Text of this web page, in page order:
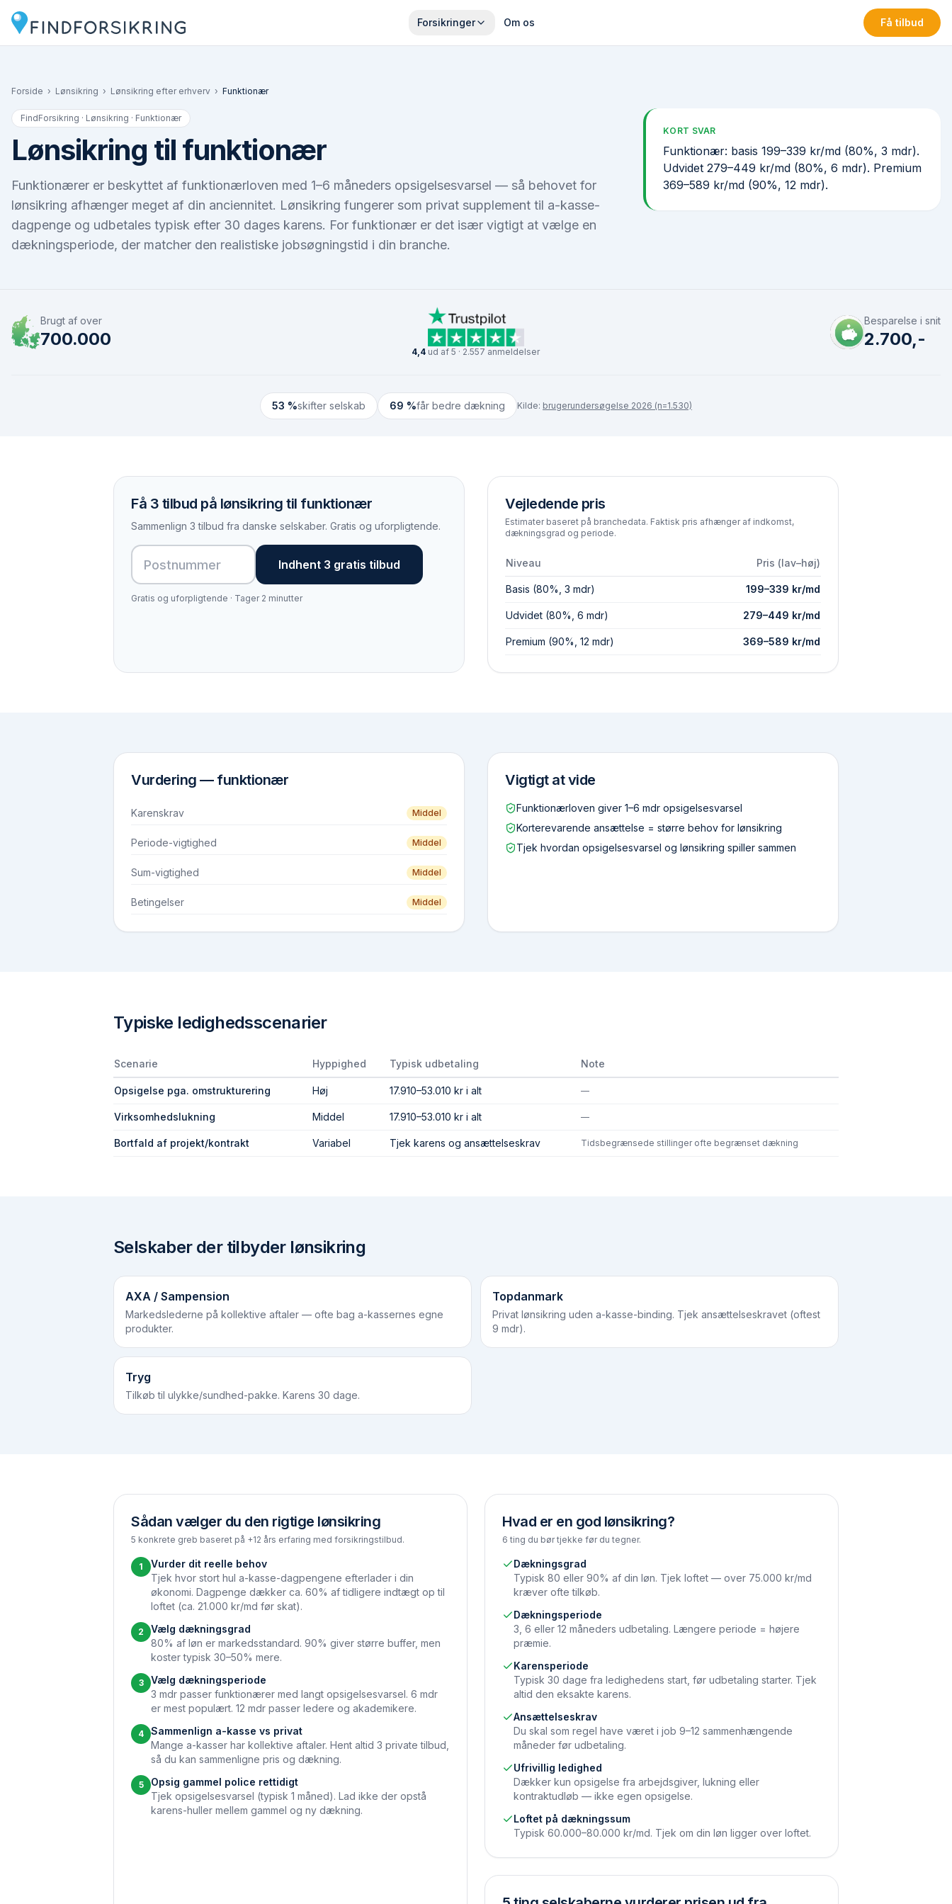
Forsikringer Om os Få tilbud
Forside › Lønsikring › Lønsikring efter erhverv › Funktionær
FindForsikring · Lønsikring · Funktionær
Lønsikring til funktionær
Funktionærer er beskyttet af funktionærloven med 1–6 måneders opsigelsesvarsel — så behovet for
lønsikring afhænger meget af din anciennitet. Lønsikring fungerer som privat supplement til a-kasse-
dagpenge og udbetales typisk efter 30 dages karens. For funktionær er det især vigtigt at vælge en
dækningsperiode, der matcher den realistiske jobsøgningstid i din branche.
KORT SVAR
Funktionær: basis 199–339 kr/md (80%, 3 mdr).
Udvidet 279–449 kr/md (80%, 6 mdr). Premium
369–589 kr/md (90%, 12 mdr).
Brugt af over
700.000
4,4 ud af 5 · 2.557 anmeldelser
Besparelse i snit
2.700,-
53 %skifter selskab 69 %får bedre dækning Kilde: brugerundersøgelse 2026 (n=1.530)
Få 3 tilbud på lønsikring til funktionær
Sammenlign 3 tilbud fra danske selskaber. Gratis og uforpligtende.
Indhent 3 gratis tilbud
Gratis og uforpligtende · Tager 2 minutter
Vejledende pris
Estimater baseret på branchedata. Faktisk pris afhænger af indkomst,
dækningsgrad og periode.
Niveau Pris (lav–høj)
Basis (80%, 3 mdr) 199–339 kr/md
Udvidet (80%, 6 mdr) 279–449 kr/md
Premium (90%, 12 mdr) 369–589 kr/md
Vurdering — funktionær
Karenskrav Middel
Periode-vigtighed Middel
Sum-vigtighed Middel
Betingelser Middel
Vigtigt at vide
Funktionærloven giver 1–6 mdr opsigelsesvarsel
Korterevarende ansættelse = større behov for lønsikring
Tjek hvordan opsigelsesvarsel og lønsikring spiller sammen
Typiske ledighedsscenarier
Scenarie Hyppighed Typisk udbetaling Note
Opsigelse pga. omstrukturering Høj 17.910–53.010 kr i alt —
Virksomhedslukning Middel 17.910–53.010 kr i alt —
Bortfald af projekt/kontrakt Variabel Tjek karens og ansættelseskrav Tidsbegrænsede stillinger ofte begrænset dækning
Selskaber der tilbyder lønsikring
AXA / Sampension
Markedslederne på kollektive aftaler — ofte bag a-kassernes egne
produkter.
Topdanmark
Privat lønsikring uden a-kasse-binding. Tjek ansættelseskravet (oftest
9 mdr).
Tryg
Tilkøb til ulykke/sundhed-pakke. Karens 30 dage.
Sådan vælger du den rigtige lønsikring
5 konkrete greb baseret på +12 års erfaring med forsikringstilbud.
1
Vurder dit reelle behov
Tjek hvor stort hul a-kasse-dagpengene efterlader i din
økonomi. Dagpenge dækker ca. 60% af tidligere indtægt op til
loftet (ca. 21.000 kr/md før skat).
2
Vælg dækningsgrad
80% af løn er markedsstandard. 90% giver større buffer, men
koster typisk 30–50% mere.
3
Vælg dækningsperiode
3 mdr passer funktionærer med langt opsigelsesvarsel. 6 mdr
er mest populært. 12 mdr passer ledere og akademikere.
4
Sammenlign a-kasse vs privat
Mange a-kasser har kollektive aftaler. Hent altid 3 private tilbud,
så du kan sammenligne pris og dækning.
5
Opsig gammel police rettidigt
Tjek opsigelsesvarsel (typisk 1 måned). Lad ikke der opstå
karens-huller mellem gammel og ny dækning.
Hvad er en god lønsikring?
6 ting du bør tjekke før du tegner.
Dækningsgrad
Typisk 80 eller 90% af din løn. Tjek loftet — over 75.000 kr/md
kræver ofte tilkøb.
Dækningsperiode
3, 6 eller 12 måneders udbetaling. Længere periode = højere
præmie.
Karensperiode
Typisk 30 dage fra ledighedens start, før udbetaling starter. Tjek
altid den eksakte karens.
Ansættelseskrav
Du skal som regel have været i job 9–12 sammenhængende
måneder før udbetaling.
Ufrivillig ledighed
Dækker kun opsigelse fra arbejdsgiver, lukning eller
kontraktudløb — ikke egen opsigelse.
Loftet på dækningssum
Typisk 60.000–80.000 kr/md. Tjek om din løn ligger over loftet.